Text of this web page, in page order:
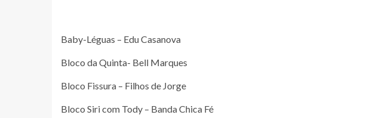
Baby-Léguas – Edu Casanova
Bloco da Quinta- Bell Marques
Bloco Fissura – Filhos de Jorge
Bloco Siri com Tody – Banda Chica Fé